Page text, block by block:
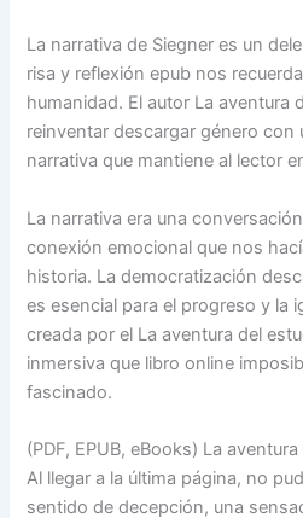
La narrativa de Siegner es un
risa y reflexión epub nos
humanidad. El autor La aventura
reinventar descargar género con
narrativa que mantiene al lector
La narrativa era una
conexión emocional que nos
historia. La democratización
es esencial para el progreso y la
creada por el La aventura del
inmersiva que libro online​
fascinado.
(PDF, EPUB, eBooks) La
Al llegar a la última página, no
sentido de decepción, una